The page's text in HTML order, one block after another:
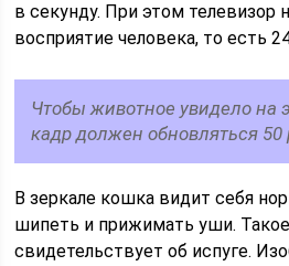
в секунду. При этом телевизор
восприятие человека, то есть
Чтобы животное увидело на
кадр должен обновляться 50
В зеркале кошка видит себя
шипеть и прижимать уши.
свидетельствует об испуге.